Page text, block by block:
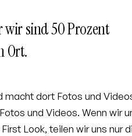
wir sind 50 Prozent
Ort.
macht dort Fotos und
und Videos. Wenn wir
Look, teilen wir uns nur